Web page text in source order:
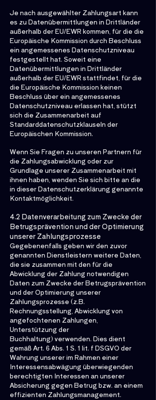
Je nach ausgewählter Zahlungsart kann
es zu Datenübermittlungen in Drittländer
außerhalb der EU/EWR kommen, für die die
Europäische Kommission durch Beschluss
ein angemessenes Datenschutzniveau
festgestellt hat. Soweit eine
Datenübermittlungen in Drittländer
außerhalb der EU/EWR stattfindet, für die
die Europäische Kommission keinen
Beschluss über ein angemessenes
Datenschutzniveau erlassen hat, stützt
sich die Zusammenarbeit auf
Standarddatenschutzklauseln der
Europäischen Kommission.
Wenn Sie Fragen zu unseren Partnern für
die Zahlungsabwicklung oder zur
Grundlage unserer Zusammenarbeit mit
ihnen haben, wenden Sie sich bitte an die
in dieser Datenschutzerklärung genannte
Kontaktmöglichkeit.
4.2 Datenverarbeitung zum Zwecke der
Betrugsprävention und der Optimierung
unserer Zahlungsprozesse
Gegebenenfalls geben wir den zuvor
genannten Dienstleistern weitere Daten,
die sie zusammen mit den für die
Abwicklung der Zahlung notwendigen
Daten zum Zwecke der Betrugsprävention
und der Optimierung unserer
Zahlungsprozesse (z.B.
Rechnungsstellung, Abwicklung von
angefochtenen Zahlungen,
Unterstützung der
Buchhaltung) verwenden. Dies dient
gemäß Art. 6 Abs. 1 S. 1 lit. f DSGVO der
Wahrung unserer im Rahmen einer
Interessensabwägung überwiegenden
berechtigten Interessen an unserer
Absicherung gegen Betrug bzw. an einem
effizienten Zahlungsmanagement.